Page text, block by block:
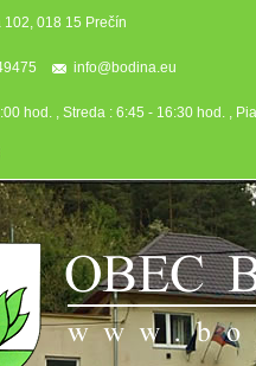
018 15 Prečín
info@bodina.eu
hod. , Streda : 6:45 - 16:30 hod. ,